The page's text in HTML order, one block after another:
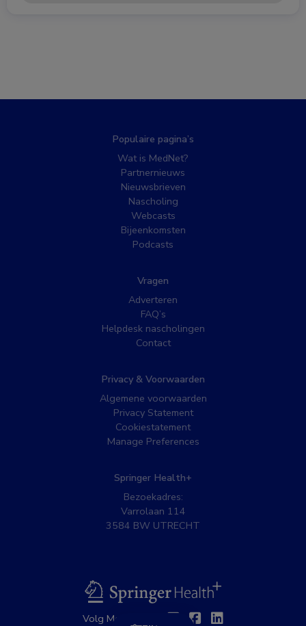
Populaire pagina’s
Wat is MedNet?
Partnernieuws
Nieuwsbrieven
Nascholing
Webcasts
Bijeenkomsten
Podcasts
Vragen
Adverteren
FAQ’s
Helpdesk nascholingen
Contact
Privacy & Voorwaarden
Algemene voorwaarden
Privacy Statement
Cookiestatement
Manage Preferences
Springer Health+
Bezoekadres:
Varrolaan 114
3584 BW UTRECHT
BSL
Volg MedNet op: TwitterFacebook
Linkedin